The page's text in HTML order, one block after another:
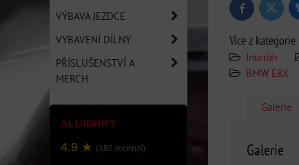
FacebookTwitter
Více z kategorie
Interiér
BMW E8X
Galerie
Galerie
VÝBAVA JEZDCE
VYBAVENÍ DÍLNY
PŘÍSLUŠENSTVÍ A
MERCH
ALL4DRIFT
4.9 ★ (182 recenzí)